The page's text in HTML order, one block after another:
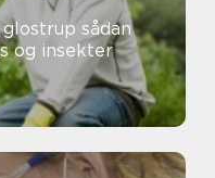
sådan
og insekter